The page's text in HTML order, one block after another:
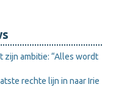
zijn ambitie: “Alles wordt
rechte lijn in naar Irie